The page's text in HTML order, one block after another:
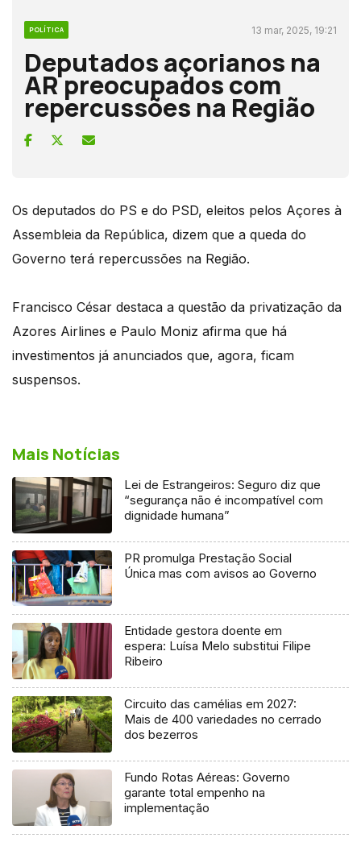
POLÍTICA 13 mar, 2025, 19:21
Deputados açorianos na
AR preocupados com
repercussões na Região
Os deputados do PS e do PSD, eleitos pelos Açores à
Assembleia da República, dizem que a queda do
Governo terá repercussões na Região.
Francisco César destaca a questão da privatização da
Azores Airlines e Paulo Moniz afirma que há
investimentos já anunciados que, agora, ficam
suspensos.
Mais Notícias
Lei de Estrangeiros: Seguro diz que
“segurança não é incompatível com
dignidade humana”
PR promulga Prestação Social
Única mas com avisos ao Governo
Entidade gestora doente em
espera: Luísa Melo substitui Filipe
Ribeiro
Circuito das camélias em 2027:
Mais de 400 variedades no cerrado
dos bezerros
Fundo Rotas Aéreas: Governo
garante total empenho na
implementação